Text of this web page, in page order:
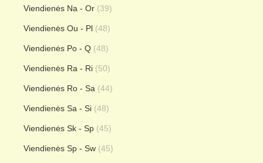
Viendienės Na - Or (39)
Viendienės Ou - Pl (48)
Viendienės Po - Q (48)
Viendienės Ra - Ri (50)
Viendienės Ro - Sa (44)
Viendienės Sa - Si (48)
Viendienės Sk - Sp (45)
Viendienės Sp - Sw (45)